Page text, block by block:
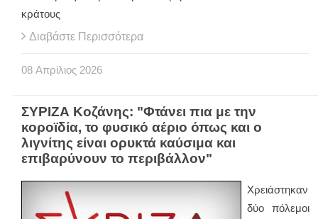
κράτους
Διαβάστε Περισσότερα
08 Απρίλιος 2026
ΣΥΡΙΖΑ Κοζάνης: "Φτάνει πια με την
κοροϊδία, το φυσικό αέριο όπως και ο
λιγνίτης είναι ορυκτά καύσιμα και
επιβαρύνουν το περιβάλλον"
Χρειάστηκαν
δύο πόλεμοι